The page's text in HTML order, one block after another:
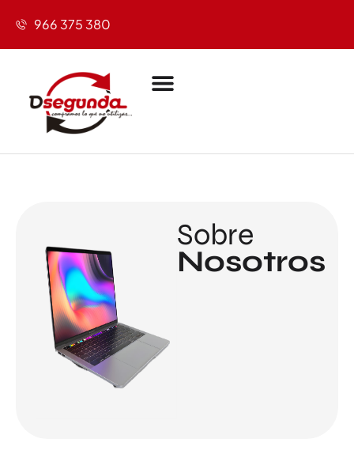
966 375 380
Sobre
Nosotros